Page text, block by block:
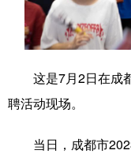
食品
这是7月2日在成都
聘活动现场。
当日，成都市